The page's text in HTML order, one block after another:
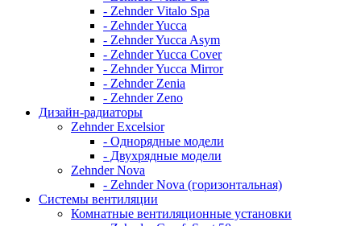
- Zehnder Vitalo Spa
- Zehnder Yucca
- Zehnder Yucca Asym
- Zehnder Yucca Cover
- Zehnder Yucca Mirror
- Zehnder Zenia
- Zehnder Zeno
Дизайн-радиаторы
Zehnder Excelsior
- Однорядные модели
- Двухрядные модели
Zehnder Nova
- Zehnder Nova (горизонтальная)
Системы вентиляции
Комнатные вентиляционные установки